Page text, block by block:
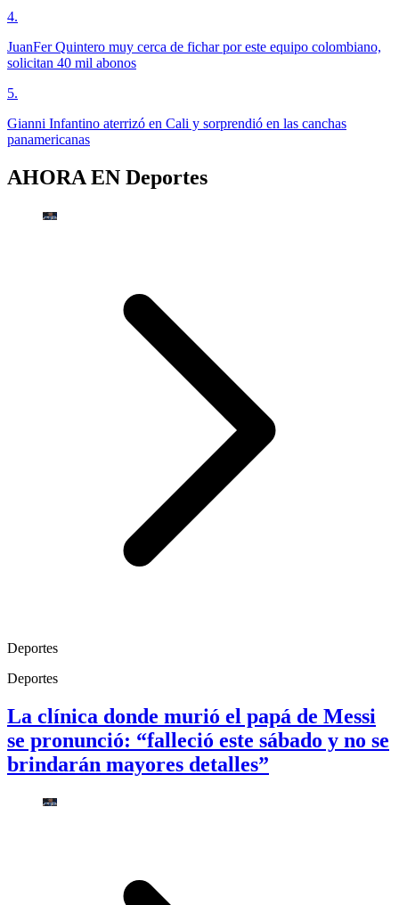
4.
JuanFer Quintero muy cerca de fichar por este equipo colombiano,
solicitan 40 mil abonos
5.
Gianni Infantino aterrizó en Cali y sorprendió en las canchas
panamericanas
AHORA EN Deportes
Deportes
Deportes
La clínica donde murió el papá de Messi
se pronunció: “falleció este sábado y no se
brindarán mayores detalles”